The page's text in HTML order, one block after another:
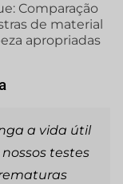
Comparação
de material
apropriadas
a vida útil
testes